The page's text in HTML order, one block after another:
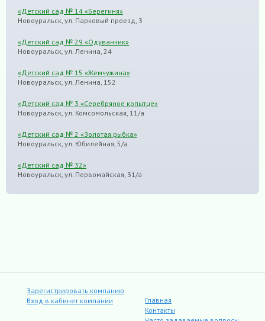
«Детский сад № 14 «Берегиня»
Новоуральск, ул. Парковый проезд, 3
«Детский сад № 29 «Одуванчик»
Новоуральск, ул. Ленина, 24
«Детский сад № 15 «Жемчужина»
Новоуральск, ул. Ленина, 152
«Детский сад № 3 «Серебряное копытце»
Новоуральск, ул. Комсомольская, 11/а
«Детский сад № 2 «Золотая рыбка»
Новоуральск, ул. Юбилейная, 5/а
«Детский сад № 32»
Новоуральск, ул. Первомайская, 31/а
Зарегистрировать компанию
Вход в кабинет компании
Главная
Контакты